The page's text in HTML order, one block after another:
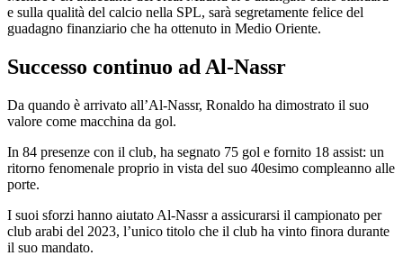
e sulla qualità del calcio nella SPL, sarà segretamente felice del
guadagno finanziario che ha ottenuto in Medio Oriente.
Successo continuo ad Al-Nassr
Da quando è arrivato all’Al-Nassr, Ronaldo ha dimostrato il suo
valore come macchina da gol.
In 84 presenze con il club, ha segnato 75 gol e fornito 18 assist: un
ritorno fenomenale proprio in vista del suo 40esimo compleanno alle
porte.
I suoi sforzi hanno aiutato Al-Nassr a assicurarsi il campionato per
club arabi del 2023, l’unico titolo che il club ha vinto finora durante
il suo mandato.